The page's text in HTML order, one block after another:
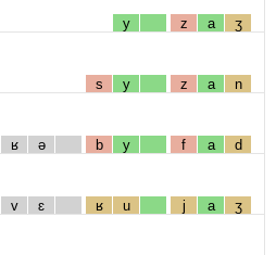
y z a ʒ
s y z a n
ʁ ə b y f a d
v ɛ ʁ u j a ʒ